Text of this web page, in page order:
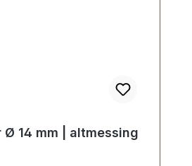
14 mm | altmessing